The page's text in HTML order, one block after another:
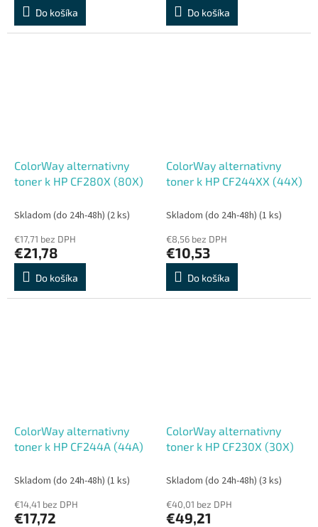
Do košíka Do košíka
ColorWay alternativny
toner k HP CF280X (80X)
Skladom (do 24h-48h) (2 ks)
€17,71 bez DPH
€21,78
Do košíka
ColorWay alternativny
toner k HP CF244XX (44X)
Skladom (do 24h-48h) (1 ks)
€8,56 bez DPH
€10,53
Do košíka
ColorWay alternativny
toner k HP CF244A (44A)
Skladom (do 24h-48h) (1 ks)
€14,41 bez DPH
€17,72
ColorWay alternativny
toner k HP CF230X (30X)
Skladom (do 24h-48h) (3 ks)
€40,01 bez DPH
€49,21